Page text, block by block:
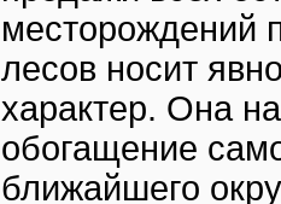
месторождений
лесов носит
характер. Она
обогащение
ближайшего